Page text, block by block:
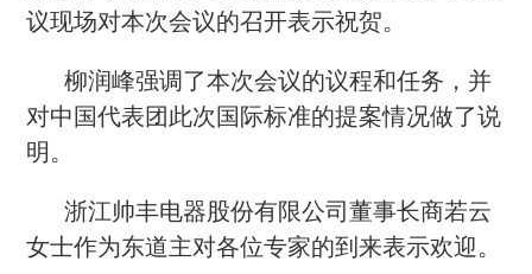
议现场对本次会议的召开表示祝贺。
柳润峰强调了本次会议的议程和任务，并
对中国代表团此次国际标准的提案情况做了说
明。
浙江帅丰电器股份有限公司董事长商若云
女士作为东道主对各位专家的到来表示欢迎。